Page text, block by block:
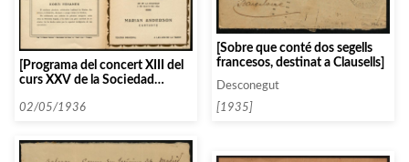
[Programa del concert XIII del
curs XXV de la Sociedad
Marian Anderson]
02/05/1936
[Sobre que conté dos segells
francesos, destinat a Clausells]
Desconegut
[1935]